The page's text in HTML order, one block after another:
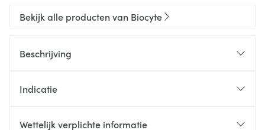
Bekijk alle producten van Biocyte
Beschrijving
Indicatie
Wettelijk verplichte informatie